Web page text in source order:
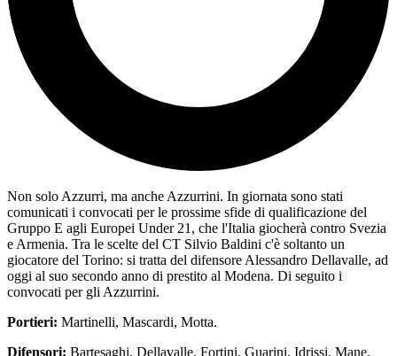
Non solo Azzurri, ma anche Azzurrini. In giornata sono stati
comunicati i convocati per le prossime sfide di qualificazione del
Gruppo E agli Europei Under 21, che l'Italia giocherà contro Svezia
e Armenia. Tra le scelte del CT Silvio Baldini c'è soltanto un
giocatore del Torino: si tratta del difensore Alessandro Dellavalle, ad
oggi al suo secondo anno di prestito al Modena. Di seguito i
convocati per gli Azzurrini.
Portieri: Martinelli, Mascardi, Motta.
Difensori: Bartesaghi, Dellavalle, Fortini, Guarini, Idrissi, Mane,